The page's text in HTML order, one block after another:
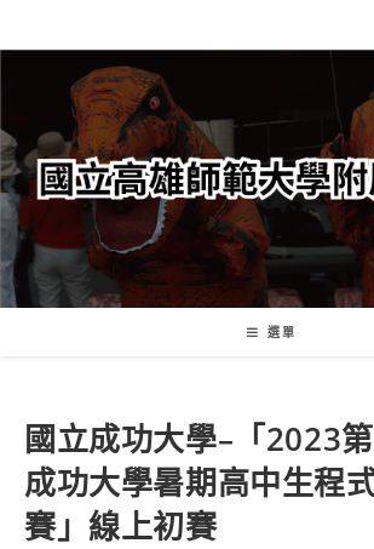
轉
要
內
容
選單
國立成功大學–「2023
成功大學暑期高中生程
賽」線上初賽